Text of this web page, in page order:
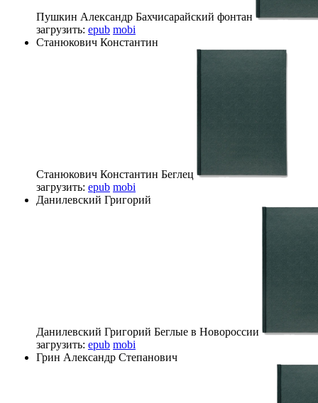
Пушкин Александр Бахчисарайский фонтан
загрузить: epub mobi
Станюкович Константин
Станюкович Константин Беглец
загрузить: epub mobi
Данилевский Григорий
Данилевский Григорий Беглые в Новороссии
загрузить: epub mobi
Грин Александр Степанович